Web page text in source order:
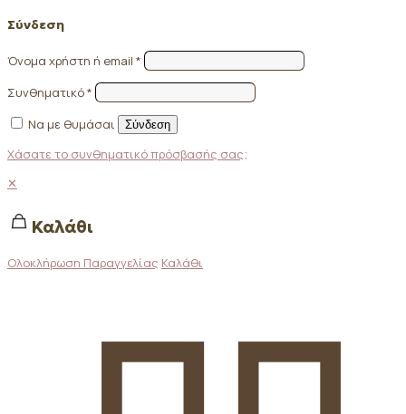
Σύνδεση
Όνομα χρήστη ή email *
Συνθηματικό*
Να με θυμάσαι
Σύνδεση
Χάσατε το συνθηματικό πρόσβασής σας;
✕
Καλάθι
Ολοκλήρωση Παραγγελίας Καλάθι